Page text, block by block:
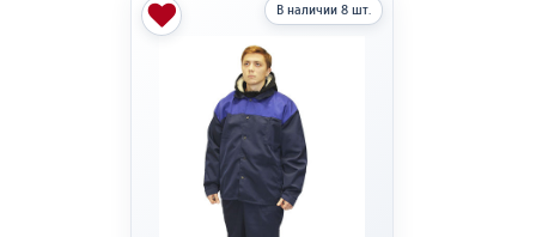
В наличии 8 шт.